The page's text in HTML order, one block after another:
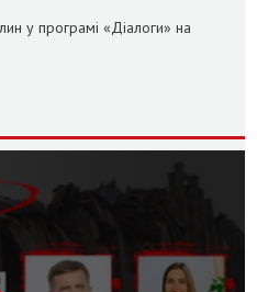
у програмі «Діалоги» на